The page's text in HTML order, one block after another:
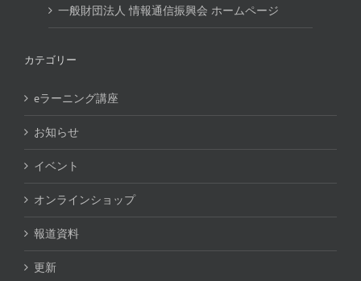
一般財団法人 情報通信振興会 ホームページ
カテゴリー
eラーニング講座
お知らせ
イベント
オンラインショップ
報道資料
更新